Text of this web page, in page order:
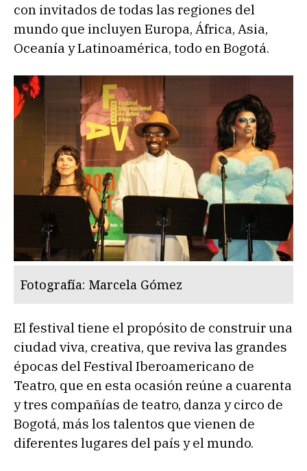
con invitados de todas las regiones del
mundo que incluyen Europa, África, Asia,
Oceanía y Latinoamérica, todo en Bogotá.
Fotografía: Marcela Gómez
El festival tiene el propósito de construir una
ciudad viva, creativa, que reviva las grandes
épocas del Festival Iberoamericano de
Teatro, que en esta ocasión reúne a cuarenta
y tres compañías de teatro, danza y circo de
Bogotá, más los talentos que vienen de
diferentes lugares del país y el mundo.